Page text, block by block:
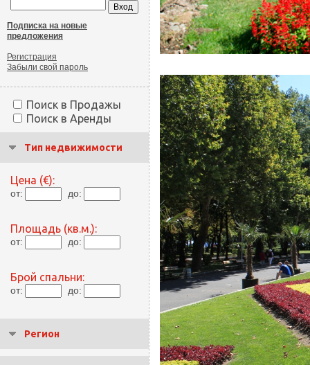
Подписка на новые
предложения
Регистрация
Забыли свой пароль
Поиск в Продажы
Поиск в Аренды
Тип недвижимости
Цена (€):
от: до:
Площадь (кв.м.):
от: до:
Брой спальни:
от: до:
Регион